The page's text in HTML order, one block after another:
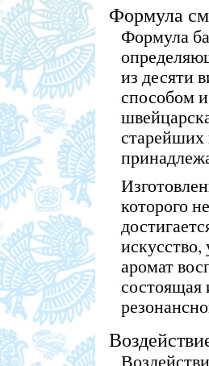
Формула
Формула
из десяти
способом
старейших
которого
аромат
состоящая